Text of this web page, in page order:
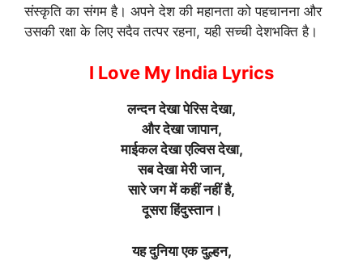
संस्कृति का संगम है। अपने देश की महानता को पहचानना और
उसकी रक्षा के लिए सदैव तत्पर रहना, यही सच्ची देशभक्ति है।
I Love My India Lyrics
लन्दन देखा पेरिस देखा,
और देखा जापान,
माईकल देखा एल्विस देखा,
सब देखा मेरी जान,
सारे जग में कहीं नहीं है,
दूसरा हिंदुस्तान।
यह दुनिया एक दुल्हन,